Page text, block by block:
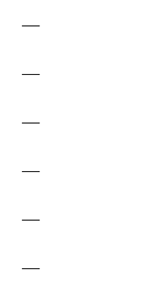
—
—
—
—
—
—